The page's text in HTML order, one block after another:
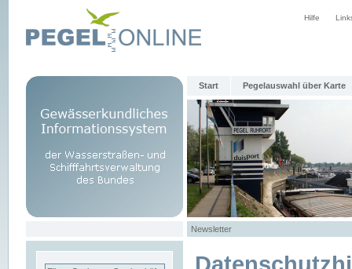
Hilfe
Start Pegelauswahl über Karte
Newsletter